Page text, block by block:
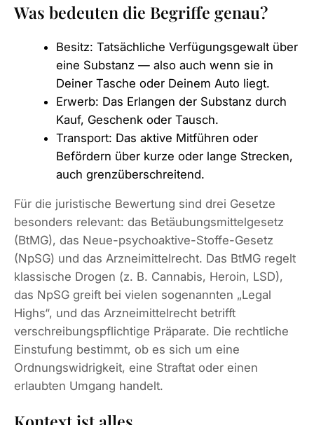
Was bedeuten die Begriffe genau?
Besitz: Tatsächliche Verfügungsgewalt über
eine Substanz — also auch wenn sie in
Deiner Tasche oder Deinem Auto liegt.
Erwerb: Das Erlangen der Substanz durch
Kauf, Geschenk oder Tausch.
Transport: Das aktive Mitführen oder
Befördern über kurze oder lange Strecken,
auch grenzüberschreitend.
Für die juristische Bewertung sind drei Gesetze
besonders relevant: das Betäubungsmittelgesetz
(BtMG), das Neue-psychoaktive-Stoffe-Gesetz
(NpSG) und das Arzneimittelrecht. Das BtMG regelt
klassische Drogen (z. B. Cannabis, Heroin, LSD),
das NpSG greift bei vielen sogenannten „Legal
Highs“, und das Arzneimittelrecht betrifft
verschreibungspflichtige Präparate. Die rechtliche
Einstufung bestimmt, ob es sich um eine
Ordnungswidrigkeit, eine Straftat oder einen
erlaubten Umgang handelt.